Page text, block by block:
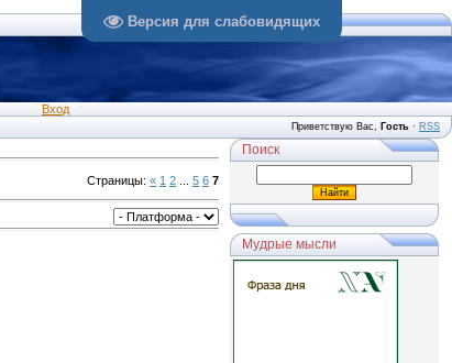
Версия для слабовидящих
Вход
Приветствую Вас, Гость · RSS
Страницы: « 1 2 5 6 7
Поиск
Мудрые мысли